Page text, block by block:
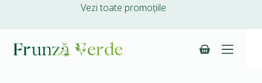
Vezi toate promoțiile